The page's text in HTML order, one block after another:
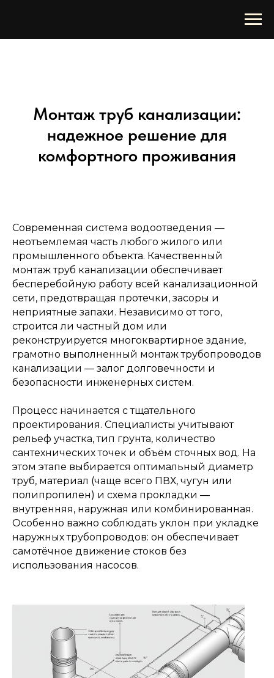
Монтаж труб канализации:
надежное решение для
комфортного проживания
Современная система водоотведения —
неотъемлемая часть любого жилого или
промышленного объекта. Качественный
монтаж труб канализации обеспечивает
бесперебойную работу всей канализационной
сети, предотвращая протечки, засоры и
неприятные запахи. Независимо от того,
строится ли частный дом или
реконструируется многоквартирное здание,
грамотно выполненный монтаж трубопроводов
канализации — залог долговечности и
безопасности инженерных систем.
Процесс начинается с тщательного
проектирования. Специалисты учитывают
рельеф участка, тип грунта, количество
сантехнических точек и объём сточных вод. На
этом этапе выбирается оптимальный диаметр
труб, материал (чаще всего ПВХ, чугун или
полипропилен) и схема прокладки —
внутренняя, наружная или комбинированная.
Особенно важно соблюдать уклон при укладке
наружных трубопроводов: он обеспечивает
самотёчное движение стоков без
использования насосов.